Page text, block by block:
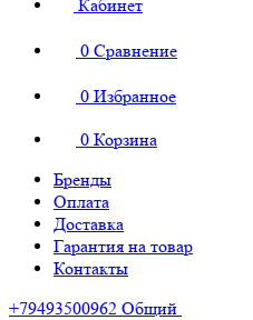
Кабинет
0 Сравнение
0 Избранное
0 Корзина
Бренды
Оплата
Доставка
Гарантия на товар
Контакты
+79493500962 Общий